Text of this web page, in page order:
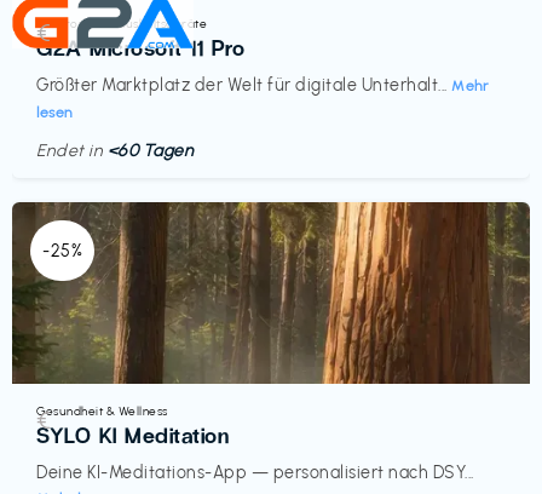
Elektronik & Haushaltsgeräte
G2A Microsoft 11 Pro
Größter Marktplatz der Welt für digitale Unterhalt... Mehr
lesen
€‎
Endet in <60 Tagen
-25%
Gesundheit & Wellness
SYLO KI Meditation
Deine KI-Meditations-App — personalisiert nach DSY...
€‎